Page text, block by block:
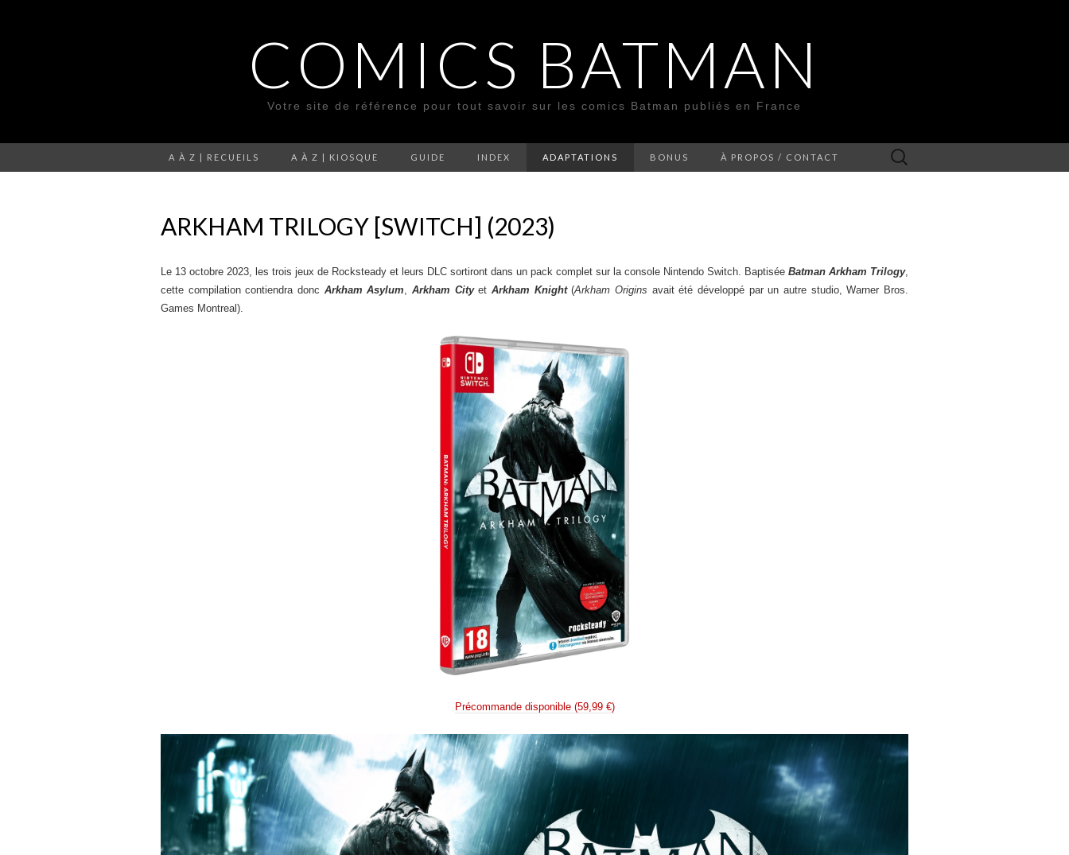
COMICS BATMAN
Votre site de référence pour tout savoir sur les comics Batman publiés en France
A À Z | RECUEILS A À Z | KIOSQUE GUIDE INDEX ADAPTATIONS BONUS À PROPOS / CONTACT Rechercher :
ARKHAM TRILOGY [SWITCH] (2023)
Le 13 octobre 2023, les trois jeux de Rocksteady et leurs DLC sortiront dans un pack complet sur la console Nintendo Switch. Baptisée Batman Arkham Trilogy,
cette compilation contiendra donc Arkham Asylum,Arkham CityetArkham Knight(Arkham Origins avait été développé par un autre studio, Warner Bros.
Games Montreal).
Précommande disponible (59,99 €)